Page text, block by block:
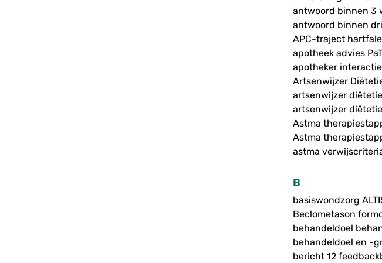
antwoord binnen 3
antwoord binnen
APC-traject
apotheek advies
apotheker
Artsenwijzer
artsenwijzer
artsenwijzer
Astma
Astma
astma
B
basiswondzorg
Beclometason
behandeldoel
behandeldoel en -
bericht 12